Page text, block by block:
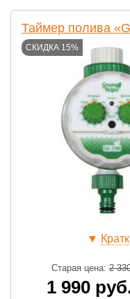
Таймер полива
СКИДКА 15%
▼
Старая цена:2
1 990